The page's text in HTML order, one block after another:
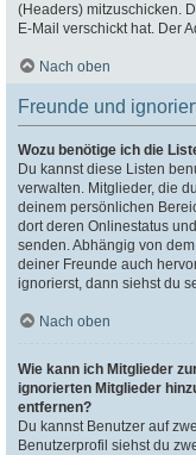
(Headers) mitzuschicken.
E-Mail verschickt hat. Der
Nach oben
Freunde und
Wozu benötige ich die
Du kannst diese Listen
verwalten. Mitglieder, die
deinem persönlichen
dort deren Onlinestatus
senden. Abhängig von
deiner Freunde auch
ignorierst, dann siehst du
Nach oben
Wie kann ich Mitglieder
ignorierten Mitglieder
entfernen?
Du kannst Benutzer auf
Benutzerprofil siehst du